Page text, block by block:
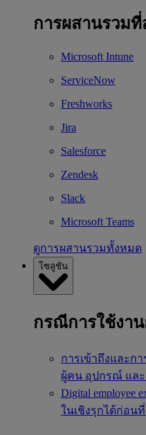
การผสานรวม
Microsoft Intune
ServiceNow
Freshworks
Jira
Salesforce
Zendesk
Slack
Microsoft Teams
ดูการผสานรวมทั้งหมด
โซลูชัน
กรณีการใช้งา
การเข้าถึงและก
ผู้คน อุปกรณ์ แล
Digital employee
ในเชิงรุกได้ก่อน